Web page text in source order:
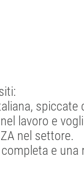
spiccate
lavoro e
nel settore.
e una